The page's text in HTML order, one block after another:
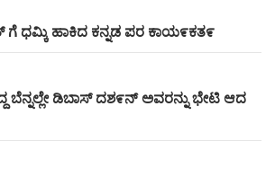
ಗೆ ಧಮ್ಕಿ ಹಾಕಿದ ಕನ್ನಡ ಪರ ಕಾಯ೯ಕತ೯
ಬೆನ್ನಲ್ಲೇ ಡಿಬಾಸ್ ದಶ೯ನ್ ಅವರನ್ನು ಭೇಟಿ ಆದ